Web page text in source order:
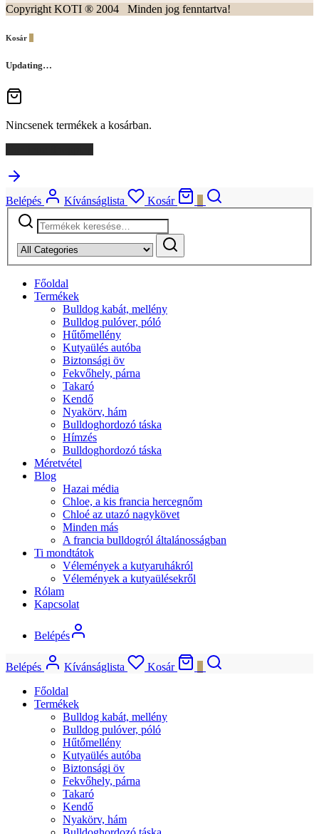
Copyright KOTI ® 2004 Minden jog fenntartva!
Kosár
Updating…
Nincsenek termékek a kosárban.
Belépés Kívánságlista Kosár
Keresés
Főoldal
Termékek
Bulldog kabát, mellény
Bulldog pulóver, póló
Hűtőmellény
Kutyaülés autóba
Biztonsági öv
Fekvőhely, párna
Takaró
Kendő
Nyakörv, hám
Bulldoghordozó táska
Hímzés
Bulldoghordozó táska
Méretvétel
Blog
Hazai média
Chloe, a kis francia hercegnőm
Chloé az utazó nagykövet
Minden más
A francia bulldogról általánosságban
Ti mondtátok
Vélemények a kutyaruhákról
Vélemények a kutyaülésekről
Rólam
Kapcsolat
Belépés
Belépés Kívánságlista Kosár
Főoldal
Termékek
Bulldog kabát, mellény
Bulldog pulóver, póló
Hűtőmellény
Kutyaülés autóba
Biztonsági öv
Fekvőhely, párna
Takaró
Kendő
Nyakörv, hám